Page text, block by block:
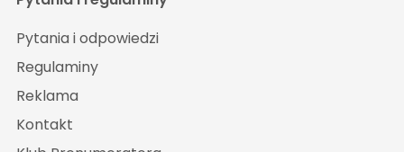
Pytania i odpowiedzi
Regulaminy
Reklama
Kontakt